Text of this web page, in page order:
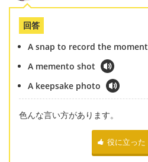
回答
A snap to record the moment
A memento shot
A keepsake photo
色んな言い方があります。
役に立った